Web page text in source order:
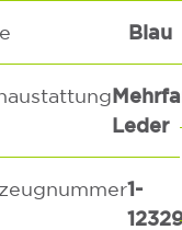
Blau
Leder
1-